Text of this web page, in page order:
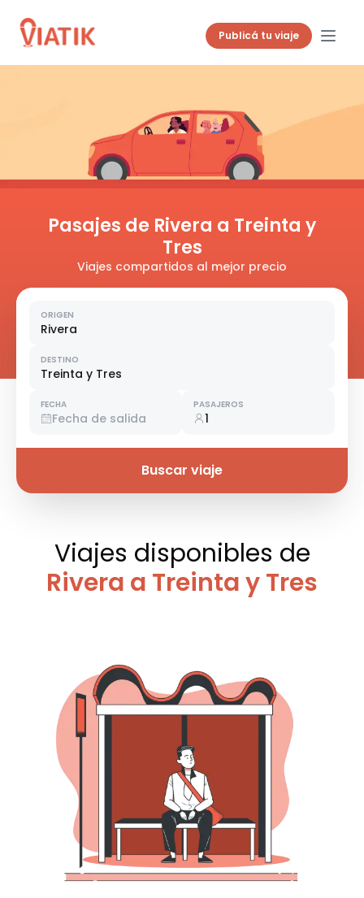
Publicá tu viaje
Pasajes de Rivera a Treinta y
Tres
Viajes compartidos al mejor precio
ORIGEN
Rivera
DESTINO
Treinta y Tres
FECHA
Fecha de salida
PASAJEROS
1
Buscar viaje
Viajes disponibles de
Rivera a Treinta y Tres